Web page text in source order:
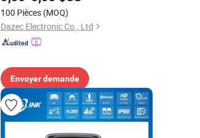
100 Pièces (MOQ)
Dazec Electronic Co., Ltd
Envoyer demande